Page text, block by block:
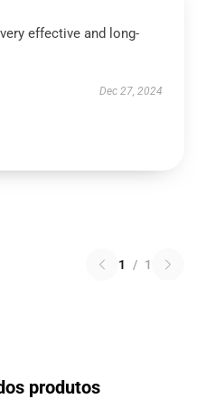
effective and long-
Dec 27, 2024
1 / 1
produtos